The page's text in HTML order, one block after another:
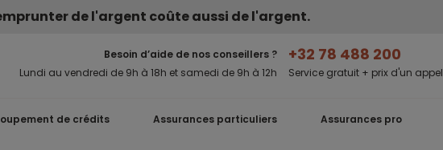
de l'argent coûte aussi de l'argent.
Besoin d’aide de nos conseillers ? +32 78 488 200
Lundi au vendredi de 9h à 18h et samedi de 9h à 12h Service gratuit + prix d'un appel
de crédits Assurances particuliers Assurances pro